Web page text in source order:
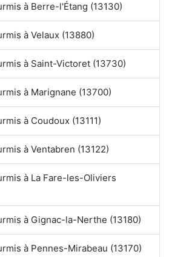
à Berre-l'Étang (13130)
à Velaux (13880)
à Saint-Victoret (13730)
à Marignane (13700)
à Coudoux (13111)
à Ventabren (13122)
à La Fare-les-Oliviers
à Gignac-la-Nerthe (13180)
à Pennes-Mirabeau (13170)